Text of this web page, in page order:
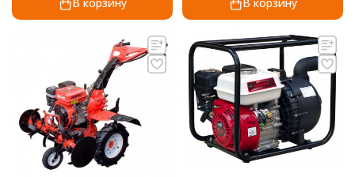
В корзину В корзину